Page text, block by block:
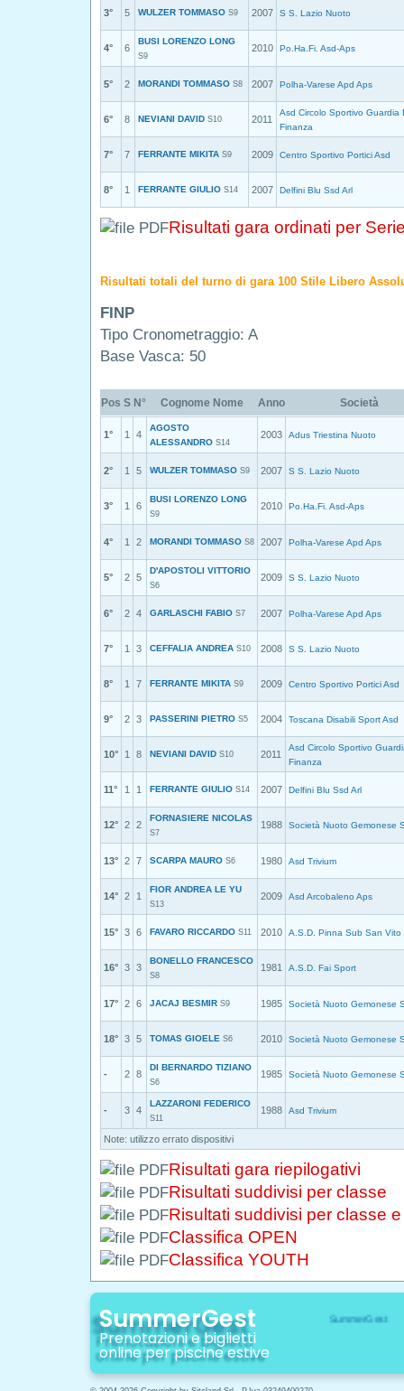
3° 5 WULZER TOMMASO S9 2007 S S. Lazio Nuoto
4° 6
BUSI LORENZO LONG
S9
2010 Po.Ha.Fi. Asd-Aps
5° 2 MORANDI TOMMASO S8 2007 Polha-Varese Apd Aps
6° 8 NEVIANI DAVID S10 2011
Asd Circolo Sportivo Guardia
Finanza
7° 7 FERRANTE MIKITA S9 2009 Centro Sportivo Portici Asd
8° 1 FERRANTE GIULIO S14 2007 Delfini Blu Ssd Arl
Risultati gara ordinati per
Risultati totali del turno di gara 100 Stile Libero
FINP
Tipo Cronometraggio: A
Base Vasca: 50
Pos S N° Cognome Nome Anno Società
1° 1 4
AGOSTO
ALESSANDRO S14
2003 Adus Triestina Nuoto
2° 1 5 WULZER TOMMASO S9 2007 S S. Lazio Nuoto
3° 1 6
BUSI LORENZO LONG
S9
2010 Po.Ha.Fi. Asd-Aps
4° 1 2 MORANDI TOMMASO S8 2007 Polha-Varese Apd Aps
5° 2 5
D'APOSTOLI VITTORIO
S6
2009 S S. Lazio Nuoto
6° 2 4 GARLASCHI FABIO S7 2007 Polha-Varese Apd Aps
7° 1 3 CEFFALIA ANDREA S10 2008 S S. Lazio Nuoto
8° 1 7 FERRANTE MIKITA S9 2009 Centro Sportivo Portici Asd
9° 2 3 PASSERINI PIETRO S5 2004 Toscana Disabili Sport Asd
10° 1 8 NEVIANI DAVID S10 2011
Asd Circolo Sportivo
Finanza
11° 1 1 FERRANTE GIULIO S14 2007 Delfini Blu Ssd Arl
12° 2 2
FORNASIERE NICOLAS
S7
1988 Società Nuoto Gemonese
13° 2 7 SCARPA MAURO S6 1980 Asd Trivium
14° 2 1
FIOR ANDREA LE YU
S13
2009 Asd Arcobaleno Aps
15° 3 6 FAVARO RICCARDO S11 2010 A.S.D. Pinna Sub San Vito
16° 3 3
BONELLO FRANCESCO
S8
1981 A.S.D. Fai Sport
17° 2 6 JACAJ BESMIR S9 1985 Società Nuoto Gemonese
18° 3 5 TOMAS GIOELE S6 2010 Società Nuoto Gemonese
- 2 8
DI BERNARDO TIZIANO
S6
1985 Società Nuoto Gemonese
- 3 4
LAZZARONI FEDERICO
S11
1988 Asd Trivium
Note: utilizzo errato dispositivi
Risultati gara riepilogativi
Risultati suddivisi per classe
Risultati suddivisi per classe
Classifica OPEN
Classifica YOUTH
SummerGest
Prenotazioni e biglietti
online per piscine estive